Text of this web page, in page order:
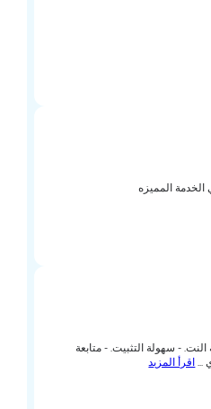
التثبيت. - متابعة